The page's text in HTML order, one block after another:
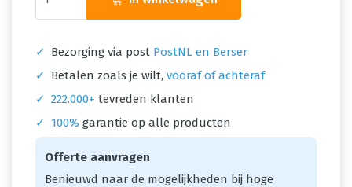
✓ Bezorging via post PostNL en Berser
✓
Betalen zoals je wilt, vooraf of achteraf
✓ 222.000+ tevreden klanten
✓
100% garantie op alle producten
Offerte aanvragen
Benieuwd naar de mogelijkheden bij hoge